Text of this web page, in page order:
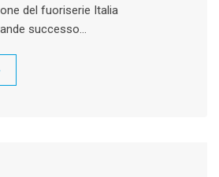
del fuoriserie Italia
successo…